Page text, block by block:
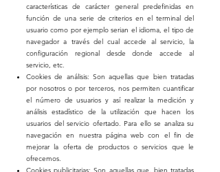
características de carácter general predefinidas en
función de una serie de criterios en el terminal del
usuario como por ejemplo serian el idioma, el tipo de
navegador a través del cual accede al servicio, la
configuración regional desde donde accede al
servicio, etc.
Cookies de análisis: Son aquellas que bien tratadas
por nosotros o por terceros, nos permiten cuantificar
el número de usuarios y así realizar la medición y
análisis estadístico de la utilización que hacen los
usuarios del servicio ofertado. Para ello se analiza su
navegación en nuestra página web con el fin de
mejorar la oferta de productos o servicios que le
ofrecemos.